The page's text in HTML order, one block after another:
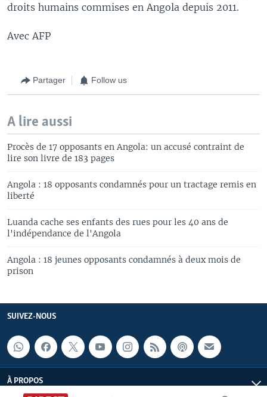
droits humains commises en Angola depuis 2011.
Avec AFP
Partager Follow us
A lire aussi
Procès de 17 opposants en Angola: un accusé contraint de
lire son livre de 183 pages
Angola : 18 opposants condamnés pour un tractage remis en
liberté
Luanda cache ses enfants des rues pour les 40 ans de
l'indépendance de l'Angola
Angola : 18 jeunes opposants condamnés à deux mois de
prison
SUIVEZ-NOUS
À PROPOS